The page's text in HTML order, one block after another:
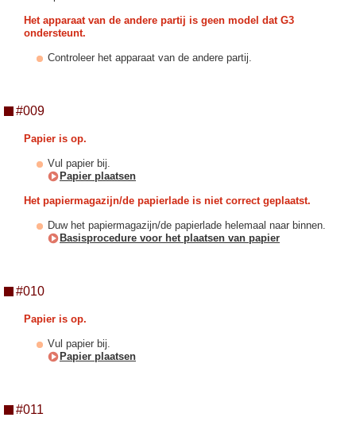
Het apparaat van de andere partij is geen model dat G3
ondersteunt.
Controleer het apparaat van de andere partij.
#009
Papier is op.
Vul papier bij.
Papier plaatsen
Het papiermagazijn/de papierlade is niet correct geplaatst.
Duw het papiermagazijn/de papierlade helemaal naar binnen.
Basisprocedure voor het plaatsen van papier
#010
Papier is op.
Vul papier bij.
Papier plaatsen
#011